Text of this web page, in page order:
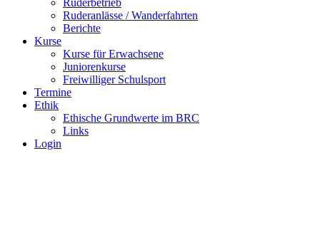
Ruderanlässe / Wanderfahrten
Berichte
Kurse
Kurse für Erwachsene
Juniorenkurse
Freiwilliger Schulsport
Termine
Ethik
Ethische Grundwerte im BRC
Links
Login